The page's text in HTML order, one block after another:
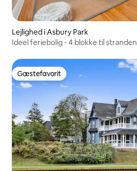
Lejlighed i Asbury Park
Ideel feriebolig - 4 blokke til stranden
Gæstefavorit
Gæstefavorit